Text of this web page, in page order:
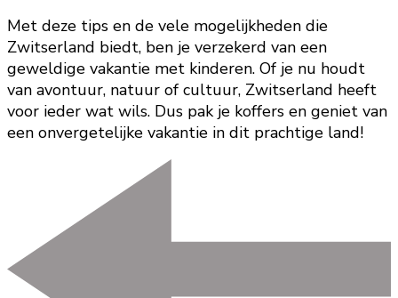
Met deze tips en de vele mogelijkheden die
Zwitserland biedt, ben je verzekerd van een
geweldige vakantie met kinderen. Of je nu houdt
van avontuur, natuur of cultuur, Zwitserland heeft
voor ieder wat wils. Dus pak je koffers en geniet van
een onvergetelijke vakantie in dit prachtige land!